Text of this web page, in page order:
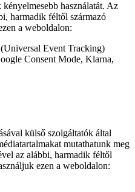
használatát. Az
harmadik féltől származó
a weboldalon:
Event Tracking)
Consent Mode, Klarna,
külső szolgáltatók által
mutathatunk meg
az alábbi, harmadik féltől
ezen a weboldalon: